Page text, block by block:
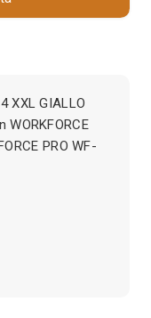
XXL GIALLO
PRO WF-